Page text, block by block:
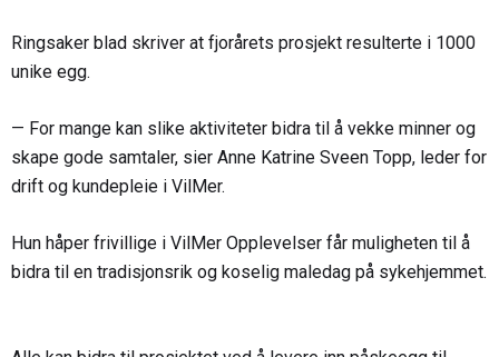
Ringsaker blad skriver at fjorårets prosjekt resulterte i 1000
unike egg.
— For mange kan slike aktiviteter bidra til å vekke minner og
skape gode samtaler, sier Anne Katrine Sveen Topp, leder for
drift og kundepleie i VilMer.
Hun håper frivillige i VilMer Opplevelser får muligheten til å
bidra til en tradisjonsrik og koselig maledag på sykehjemmet.